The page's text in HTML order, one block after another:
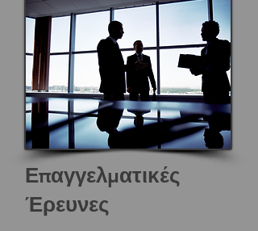
Επαγγελματικές
Έρευνες